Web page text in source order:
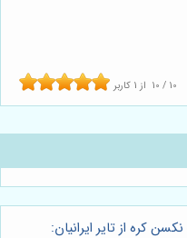
10 / 10 از 1 کاربر
کره از تایر ایرانیان: